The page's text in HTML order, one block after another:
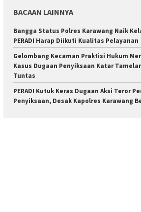
BACAAN LAINNYA
Bangga Status Polres Karawang Naik
PERADI Harap Diikuti Kualitas Pelayanan
Gelombang Kecaman Praktisi Hukum
Kasus Dugaan Penyiksaan Katar
Tuntas
PERADI Kutuk Keras Dugaan Aksi Teror
Penyiksaan, Desak Kapolres Karawang